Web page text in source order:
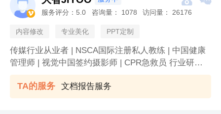
 服务评分： 5.0 咨询量： 1078 访问量： 26176
内容修改 专业美化 PPT定制
传媒行业从业者 | NSCA国际注册私人教练 | 中国健康
管理师 | 视觉中国签约摄影师 | CPR急救员 行业研究 |
报告撰写 | 策略全案 | 表格模板 | 健身指导 | 健身报考
培训 | 健康管理指导 等！
TA的服务 文档报告服务